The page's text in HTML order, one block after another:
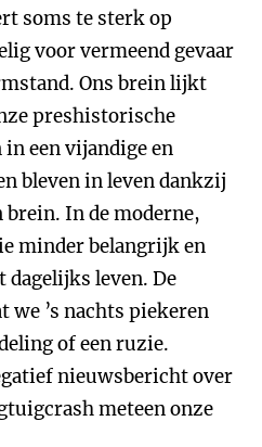
soms te sterk op
voor vermeend gevaar
Ons brein lijkt
preshistorische
in een vijandige en
bleven in leven dankzij
In de moderne,
minder belangrijk en
leven. De
’s nachts piekeren
of een ruzie.
nieuwsbericht over
meteen onze